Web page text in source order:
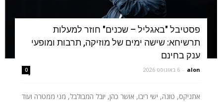
פסטיבל "באגליל – שכנים" חוזר למעלות
תרשיחא: שישה ימים של מוזיקה, תרבות ומופעי
ענק בחינם
alon
- 6 באוגוסט 2026 0
אתניקס, טונה, ישי ריבו, אושר כהן, יובל המבולבל, מני ממטרה ועוד